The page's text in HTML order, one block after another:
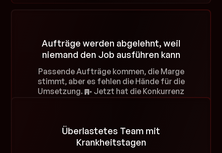
Aufträge werden abgelehnt, weil
niemand den Job ausführen kann
Passende Aufträge kommen, die Marge
stimmt, aber es fehlen die Hände für die
Umsetzung.
Jetzt hat die Konkurrenz
den Auftrag.
Überlastetes Team mit
Krankheitstagen